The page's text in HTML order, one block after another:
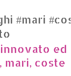
#mari
mari, coste